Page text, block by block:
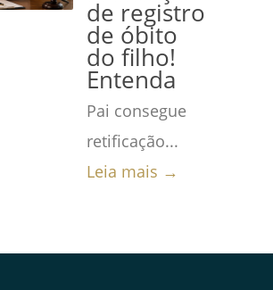
de registro
de óbito
do filho!
Entenda
Pai consegue
retificação...
Leia mais →